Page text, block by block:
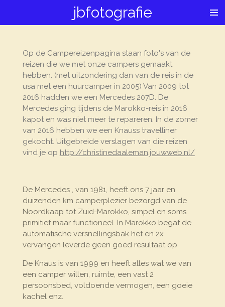
hoofdinhoud
jbfotografie
Op de Campereizenpagina staan foto's van de
reizen die we met onze campers gemaakt
hebben. (met uitzondering dan van de reis in de
usa met een huurcamper in 2005) Van 2009 tot
2016 hadden we een Mercedes 207D. De
Mercedes ging tijdens de Marokko-reis in 2016
kapot en was niet meer te repareren. In de zomer
van 2016 hebben we een Knauss travelliner
gekocht. Uitgebreide verslagen van die reizen
vind je op http://christinedaaleman.jouwweb.nl/
De Mercedes , van 1981, heeft ons 7 jaar en
duizenden km camperplezier bezorgd van de
Noordkaap tot Zuid-Marokko, simpel en soms
primitief maar functioneel. In Marokko begaf de
automatische versnellingsbak het en 2x
vervangen leverde geen goed resultaat op
De Knaus is van 1999 en heeft alles wat we van
een camper willen, ruimte, een vast 2
persoonsbed, voldoende vermogen, een goeie
kachel enz.